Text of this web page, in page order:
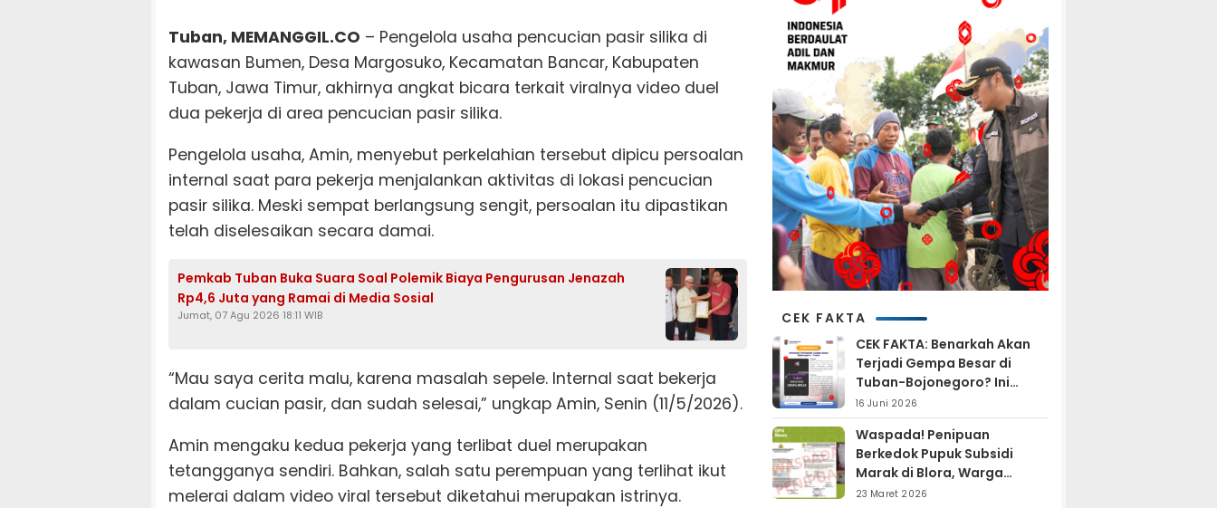
Tuban, MEMANGGIL.CO – Pengelola usaha pencucian pasir silika di
kawasan Bumen, Desa Margosuko, Kecamatan Bancar, Kabupaten
Tuban, Jawa Timur, akhirnya angkat bicara terkait viralnya video duel
dua pekerja di area pencucian pasir silika.
Pengelola usaha, Amin, menyebut perkelahian tersebut dipicu persoalan
internal saat para pekerja menjalankan aktivitas di lokasi pencucian
pasir silika. Meski sempat berlangsung sengit, persoalan itu dipastikan
telah diselesaikan secara damai.
Pemkab Tuban Buka Suara Soal Polemik Biaya Pengurusan Jenazah
Rp4,6 Juta yang Ramai di Media Sosial
Jumat, 07 Agu 2026 18:11 WIB
“Mau saya cerita malu, karena masalah sepele. Internal saat bekerja
dalam cucian pasir, dan sudah selesai,” ungkap Amin, Senin (11/5/2026).
Amin mengaku kedua pekerja yang terlibat duel merupakan
tetangganya sendiri. Bahkan, salah satu perempuan yang terlihat ikut
melerai dalam video viral tersebut diketahui merupakan istrinya.
CEK FAKTA
CEK FAKTA: Benarkah Akan
Terjadi Gempa Besar di
Tuban-Bojonegoro? Ini
Penjelasan BMKG
16 Juni 2026
Waspada! Penipuan
Berkedok Pupuk Subsidi
Marak di Blora, Warga
Diminta Hati-hati
23 Maret 2026